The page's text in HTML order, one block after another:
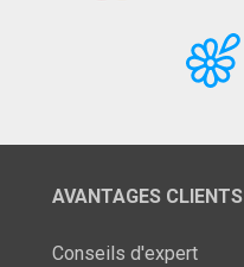
AVANTAGES CLIENTS
Conseils d'expert